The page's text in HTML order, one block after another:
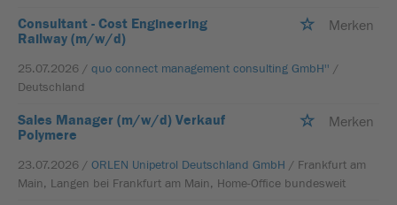
Consultant - Cost Engineering
Railway (m/w/d)
Merken
25.07.2026 / quo connect management consulting GmbH'' /
Deutschland
Sales Manager (m/w/d) Verkauf
Polymere
Merken
23.07.2026 / ORLEN Unipetrol Deutschland GmbH / Frankfurt am
Main, Langen bei Frankfurt am Main, Home-Office bundesweit